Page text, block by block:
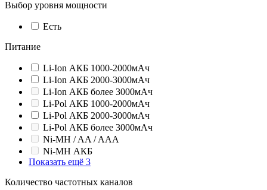
Выбор уровня мощности
Есть
Питание
Li-Ion АКБ 1000-2000мАч
Li-Ion АКБ 2000-3000мАч
Li-Ion АКБ более 3000мАч
Li-Pol АКБ 1000-2000мАч
Li-Pol АКБ 2000-3000мАч
Li-Pol АКБ более 3000мАч
Ni-MH / AA / AAA
Ni-MH АКБ
Показать ещё 3
Количество частотных каналов